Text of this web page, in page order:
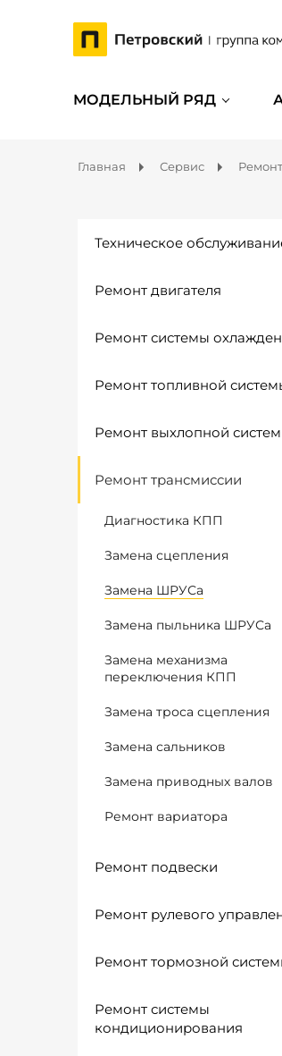
МОДЕЛЬНЫЙ РЯД
Главная Сервис
Техническое
Ремонт двигателя
Ремонт системы
Ремонт топливной
Ремонт выхлопной
Ремонт трансмиссии
Диагностика КПП
Замена сцепления
Замена ШРУСа
Замена пыльника ШРУСа
Замена механизма
переключения КПП
Замена троса сцепления
Замена сальников
Замена приводных валов
Ремонт вариатора
Ремонт подвески
Ремонт рулевого
Ремонт тормозной
Ремонт системы
кондиционирования